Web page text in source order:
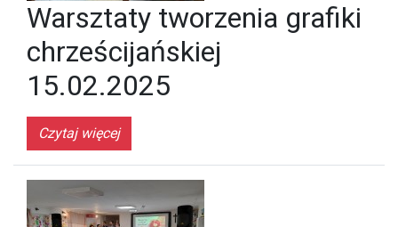
Warsztaty tworzenia grafiki
chrześcijańskiej
15.02.2025
Czytaj więcej